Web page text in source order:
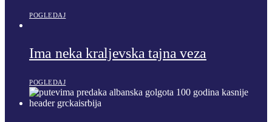
POGLEDAJ
Ima neka kraljevska tajna veza
POGLEDAJ